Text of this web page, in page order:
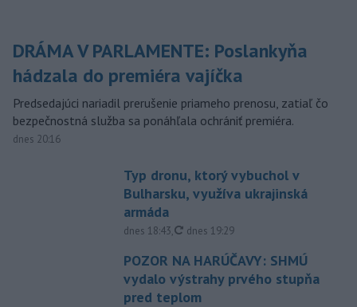
DRÁMA V PARLAMENTE: Poslankyňa
hádzala do premiéra vajíčka
Predsedajúci nariadil prerušenie priameho prenosu, zatiaľ čo
bezpečnostná služba sa ponáhľala ochrániť premiéra.
dnes 20:16
Typ dronu, ktorý vybuchol v
Bulharsku, využíva ukrajinská
armáda
dnes 18:43, aktualizované
dnes 19:29
POZOR NA HARÚČAVY: SHMÚ
vydalo výstrahy prvého stupňa
pred teplom